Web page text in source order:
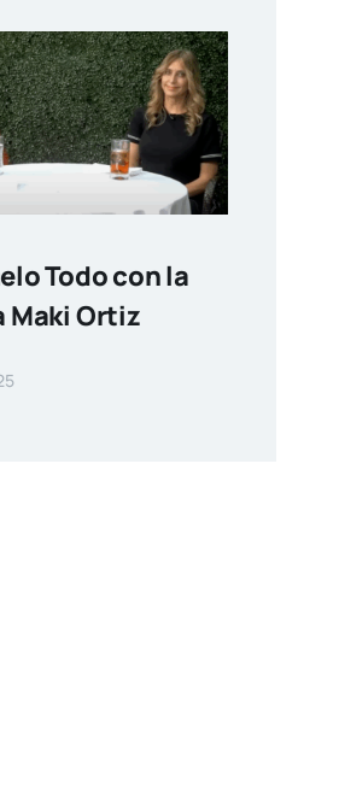
Todo con la
Maki Ortiz